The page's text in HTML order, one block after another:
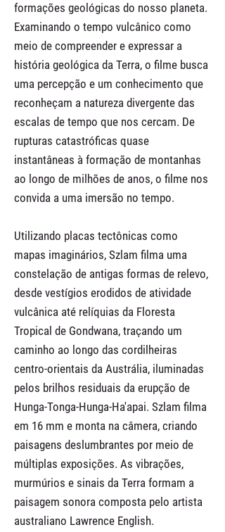
formações geológicas do nosso planeta.
Examinando o tempo vulcânico como
meio de compreender e expressar a
história geológica da Terra, o filme busca
uma percepção e um conhecimento que
reconheçam a natureza divergente das
escalas de tempo que nos cercam. De
rupturas catastróficas quase
instantâneas à formação de montanhas
ao longo de milhões de anos, o filme nos
convida a uma imersão no tempo.
Utilizando placas tectônicas como
mapas imaginários, Szlam filma uma
constelação de antigas formas de relevo,
desde vestígios erodidos de atividade
vulcânica até relíquias da Floresta
Tropical de Gondwana, traçando um
caminho ao longo das cordilheiras
centro-orientais da Austrália, iluminadas
pelos brilhos residuais da erupção de
Hunga-Tonga-Hunga-Ha'apai. Szlam filma
em 16 mm e monta na câmera, criando
paisagens deslumbrantes por meio de
múltiplas exposições. As vibrações,
murmúrios e sinais da Terra formam a
paisagem sonora composta pelo artista
australiano Lawrence English.